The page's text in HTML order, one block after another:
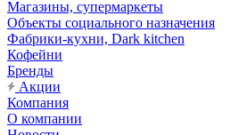
Магазины, супермаркеты
Объекты социального назначения
Фабрики-кухни, Dark kitchen
Кофейни
Бренды
Акции
Компания
О компании